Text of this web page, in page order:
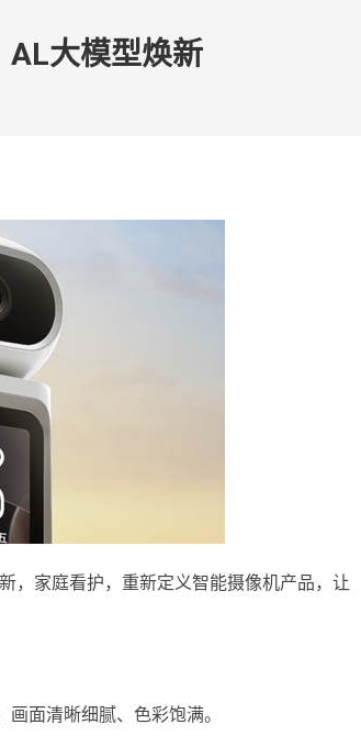
AL大模型焕新
，家庭看护，重新定义智能摄像机产品，让
面清晰细腻、色彩饱满。